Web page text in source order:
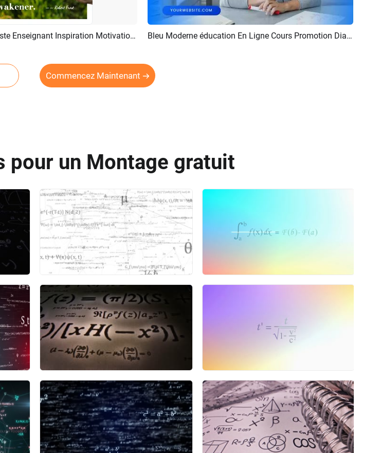
Personnaliser Livre Vert Minimaliste Enseignant Inspiration Motivation éducation Message Citations Aperçu Créer IA Bleu Moderne éducation En Ligne Cours Promotion Diaporama
Commencez Maintenant
pour un Montage gratuit